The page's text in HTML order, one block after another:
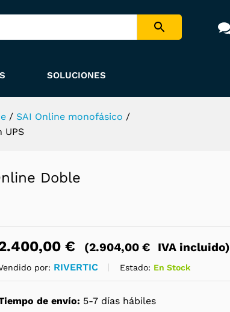
SOLUCIONES
/ SAI Online monofásico /
UPS
Doble
€ (2.904,00€ IVA incluido)
por: RIVERTIC Estado: En Stock
de envío: 5-7 días hábiles
del vendedor
(2.904,00
incluido)